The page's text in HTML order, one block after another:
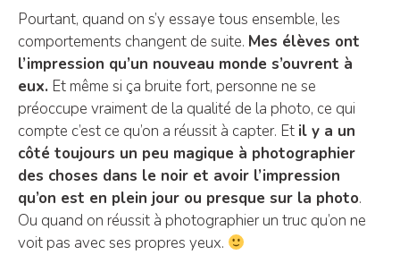
Pourtant, quand on s’y essaye tous ensemble, les
comportements changent de suite. Mes élèves ont
l’impression qu’un nouveau monde s’ouvrent à
eux. Et même si ça bruite fort, personne ne se
préoccupe vraiment de la qualité de la photo, ce qui
compte c’est ce qu’on a réussit à capter. Et il y a un
côté toujours un peu magique à photographier
des choses dans le noir et avoir l’impression
qu’on est en plein jour ou presque sur la photo.
Ou quand on réussit à photographier un truc qu’on ne
voit pas avec ses propres yeux.